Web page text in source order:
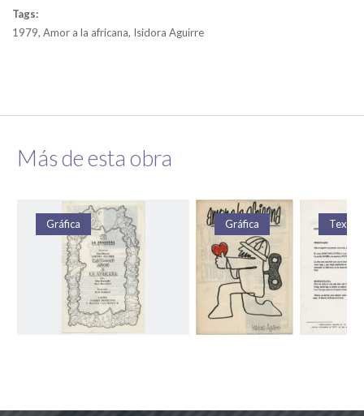
Tags:
1979, Amor a la africana, Isidora Aguirre
Más de esta obra
Gráfica Gráfica Texto